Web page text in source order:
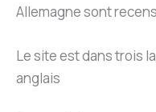
Allemagne sont
Le site est dans trois
anglais